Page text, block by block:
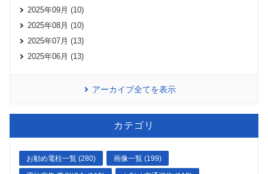
2025年09月 (10)
2025年08月 (10)
2025年07月 (13)
2025年06月 (13)
アーカイブ全てを表示
カテゴリ
お勧め電柱一覧 (280) 画像一覧 (199)